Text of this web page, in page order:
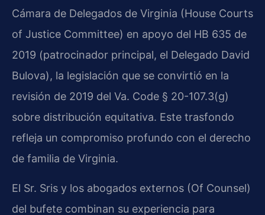
Cámara de Delegados de Virginia (House Courts
of Justice Committee) en apoyo del HB 635 de
2019 (patrocinador principal, el Delegado David
Bulova), la legislación que se convirtió en la
revisión de 2019 del Va. Code § 20-107.3(g)
sobre distribución equitativa. Este trasfondo
refleja un compromiso profundo con el derecho
de familia de Virginia.
El Sr. Sris y los abogados externos (Of Counsel)
del bufete combinan su experiencia para